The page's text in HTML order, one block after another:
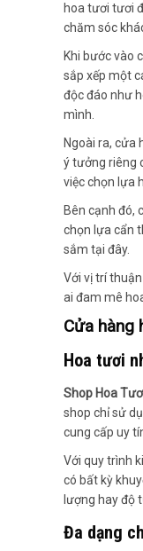
hoa tươi tươi
chăm sóc
Khi bước vào
sắp xếp một
độc đáo như
mình.
Ngoài ra, cửa
ý tưởng riêng
việc chọn lựa
Bên cạnh đó,
chọn lựa cẩn
sắm tại đây.
Với vị trí
ai đam mê
Cửa hàng
Hoa tươi
Shop Hoa
shop chỉ sử
cung cấp uy
Với quy trình
có bất kỳ
lượng hay độ
Đa dạng